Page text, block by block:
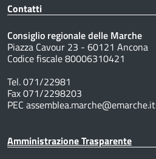
Contatti
Consiglio regionale delle Marche
Piazza Cavour 23 - 60121 Ancona
Codice fiscale 80006310421
Tel. 071/22981
Fax 071/2298203
PEC assemblea.marche@emarche.it
Amministrazione Trasparente